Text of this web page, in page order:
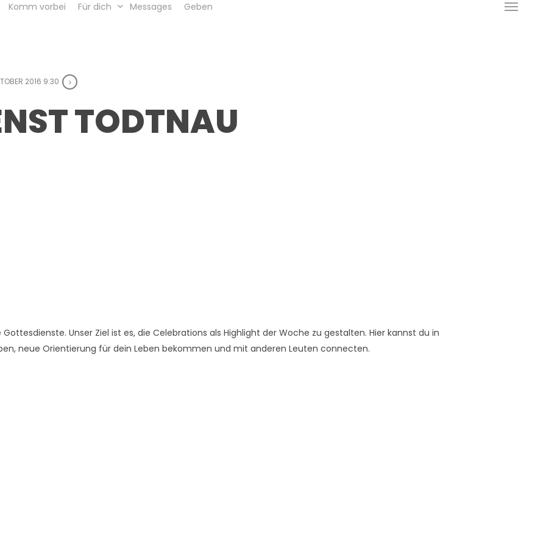
Komm vorbei Für dich Messages Geben Menu
2016 9:30
TODTNAU
Unser Ziel ist es, die Celebrations als Highlight der Woche zu gestalten. Hier kannst du in
neue Orientierung für dein Leben bekommen und mit anderen Leuten connecten.